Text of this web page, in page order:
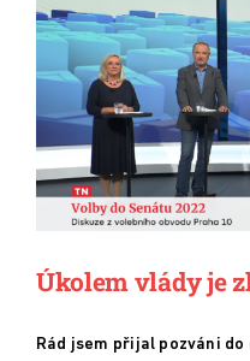
Úkolem vlády je
Rád jsem přijal pozváni